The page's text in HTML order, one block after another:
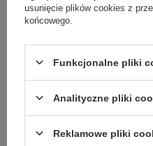
Treść twojej opinii
Dodaj własne zdjęcie
usunięcie plików cookies z
końcowego.
Funkcjonalne pliki
Analityczne pliki
Reklamowe pliki